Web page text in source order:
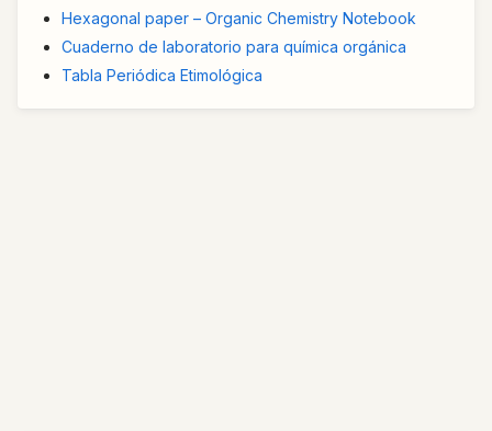
Hexagonal paper – Organic Chemistry Notebook
Cuaderno de laboratorio para química orgánica
Tabla Periódica Etimológica